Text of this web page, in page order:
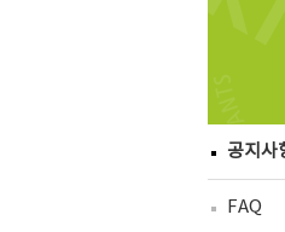
공지사
FAQ